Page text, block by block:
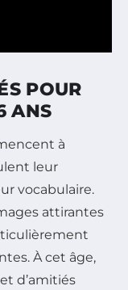
POUR
ANS
à
leur
vocabulaire.
attirantes
À cet âge,
d’amitiés